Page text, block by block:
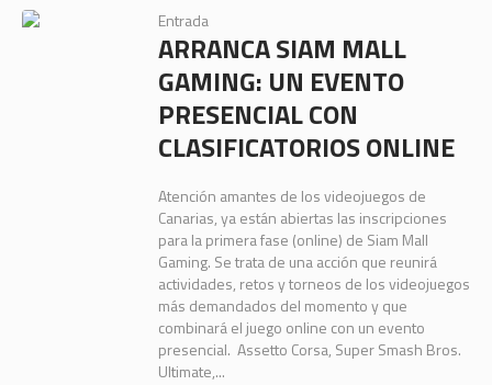
Entrada
ARRANCA SIAM MALL
GAMING: UN EVENTO
PRESENCIAL CON
CLASIFICATORIOS ONLINE
Atención amantes de los videojuegos de
Canarias, ya están abiertas las inscripciones
para la primera fase (online) de Siam Mall
Gaming. Se trata de una acción que reunirá
actividades, retos y torneos de los videojuegos
más demandados del momento y que
combinará el juego online con un evento
presencial. Assetto Corsa, Super Smash Bros.
Ultimate,...